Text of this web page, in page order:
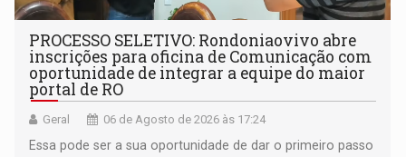
PROCESSO SELETIVO: Rondoniaovivo abre
inscrições para oficina de Comunicação com
oportunidade de integrar a equipe do maior
portal de RO
Geral 06 de Agosto de 2026 às 17:24
Essa pode ser a sua oportunidade de dar o primeiro passo